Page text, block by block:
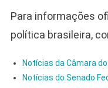
Para informações
política brasileira,
Notícias da Câmara
Notícias do Senado